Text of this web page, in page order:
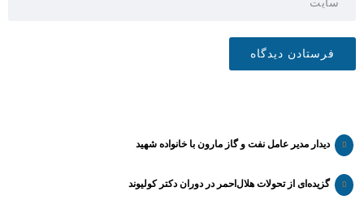
دیدار مدیر عامل نفت و گاز مارون با خانواده شهید
گزیده‌ای از تحولات هلال‌احمر در دوران دکتر کولیوند